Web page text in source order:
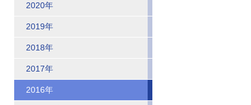
2020年
2019年
2018年
2017年
2016年